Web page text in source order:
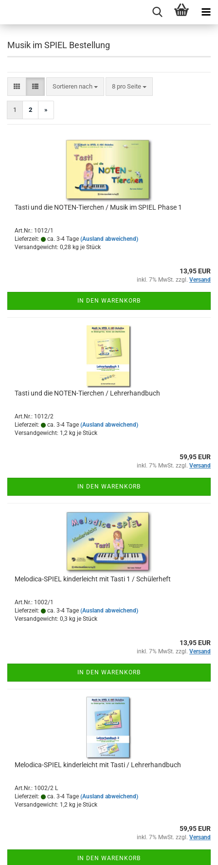
Musik im SPIEL Bestellung
Sortieren nach
Sortieren nach 8 pro Seite
pro Seite
1 2 »
Tasti und die NOTEN-​​Tier­chen / Musik im SPIEL Phase 1
Art.Nr.: 1012/1
Lieferzeit:
ca. 3-4 Tage (Ausland abweichend)
Versandgewicht: 0,28 kg je Stück
13,95 EUR
inkl. 7% MwSt. zzgl. Versand
IN DEN WARENKORB
Tasti und die NOTEN-​​Tier­chen / Leh­rer­hand­buch
Art.Nr.: 1012/2
Lieferzeit:
ca. 3-4 Tage (Ausland abweichend)
Versandgewicht: 1,2 kg je Stück
59,95 EUR
inkl. 7% MwSt. zzgl. Versand
IN DEN WARENKORB
Melodica-​​SPIEL kin­der­leicht mit Tasti 1 / Schü­ler­heft
Art.Nr.: 1002/1
Lieferzeit:
ca. 3-4 Tage (Ausland abweichend)
Versandgewicht: 0,3 kg je Stück
13,95 EUR
inkl. 7% MwSt. zzgl. Versand
IN DEN WARENKORB
Melodica-​​SPIEL kin­der­leicht mit Tasti / Leh­rer­hand­buch
Art.Nr.: 1002/2 L
Lieferzeit:
ca. 3-4 Tage (Ausland abweichend)
Versandgewicht: 1,2 kg je Stück
59,95 EUR
inkl. 7% MwSt. zzgl. Versand
IN DEN WARENKORB